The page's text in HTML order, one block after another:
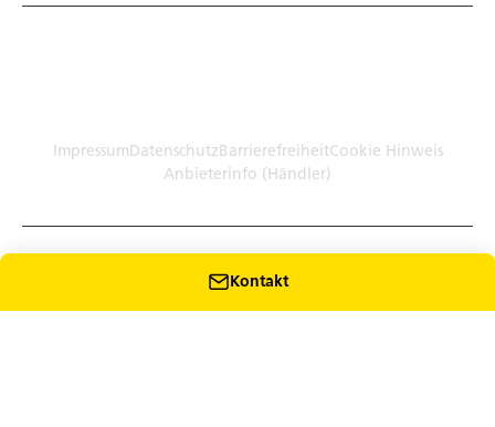
Kontakt
ImpressumDatenschutzBarrierefreiheitCookie Hinweis
Anbieterinfo (Händler)